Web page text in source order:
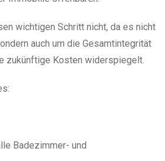
wichtigen Schritt nicht, da es nicht
auch um die Gesamtintegrität
zukünftige Kosten widerspiegelt.
Badezimmer- und